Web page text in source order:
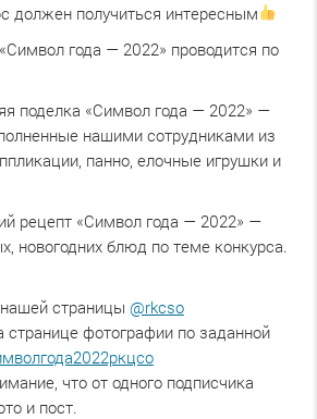
должен получиться интересным
года — 2022» проводится по
поделка «Символ года — 2022» —
нашими сотрудниками из
панно, елочные игрушки и
рецепт «Символ года — 2022» —
новогодних блюд по теме конкурса.
страницы @rkcso
фотографии по заданной
что от одного подписчика
и пост.